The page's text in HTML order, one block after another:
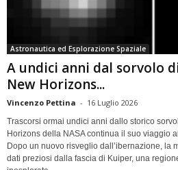
Astronautica ed Esplorazione Spaziale
A undici anni dal sorvolo
New Horizons...
Vincenzo Pettina - 16 Luglio 2026
Trascorsi ormai undici anni dallo storico
Horizons della NASA continua il suo viaggio
Dopo un nuovo risveglio dall’ibernazione, la
dati preziosi dalla fascia di Kuiper, una